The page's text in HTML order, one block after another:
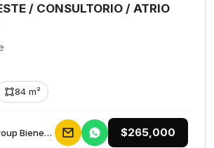
/ CONSULTORIO / ATRIO
84 m²
Galceb Group Bienes Raices $265,000